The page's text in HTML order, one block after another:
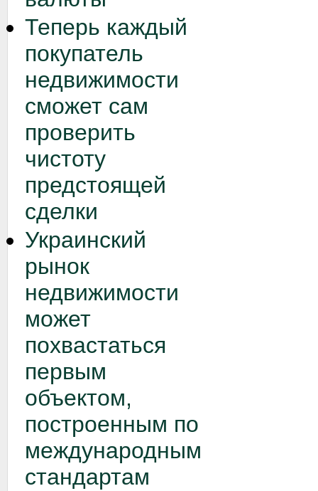
Теперь каждый
покупатель
недвижимости
сможет сам
проверить
чистоту
предстоящей
сделки
Украинский
рынок
недвижимости
может
похвастаться
первым
объектом,
построенным по
международным
стандартам